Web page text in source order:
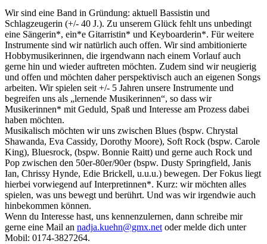
Wir sind eine Band in Gründung: aktuell Bassistin und
Schlagzeugerin (+/- 40 J.). Zu unserem Glück fehlt uns unbedingt
eine Sängerin*, ein*e Gitarristin* und Keyboarderin*. Für weitere
Instrumente sind wir natürlich auch offen. Wir sind ambitionierte
Hobbymusikerinnen, die irgendwann nach einem Vorlauf auch
gerne hin und wieder auftreten möchten. Zudem sind wir neugierig
und offen und möchten daher perspektivisch auch an eigenen Songs
arbeiten. Wir spielen seit +/- 5 Jahren unsere Instrumente und
begreifen uns als „lernende Musikerinnen“, so dass wir
Musikerinnen* mit Geduld, Spaß und Interesse am Prozess dabei
haben möchten.
Musikalisch möchten wir uns zwischen Blues (bspw. Chrystal
Shawanda, Eva Cassidy, Dorothy Moore), Soft Rock (bspw. Carole
King), Bluesrock, (bspw. Bonnie Raitt) und gerne auch Rock und
Pop zwischen den 50er-80er/90er (bspw. Dusty Springfield, Janis
Ian, Chrissy Hynde, Edie Brickell, u.u.u.) bewegen. Der Fokus liegt
hierbei vorwiegend auf Interpretinnen*. Kurz: wir möchten alles
spielen, was uns bewegt und berührt. Und was wir irgendwie auch
hinbekommen können.
Wenn du Interesse hast, uns kennenzulernen, dann schreibe mir
gerne eine Mail an
ten.x
mg@nh
euk.a
jdan
oder melde dich unter
Mobil: 0174-3827264.